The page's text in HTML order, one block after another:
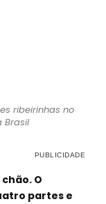
ribeirinhas no
Brasil
O
partes e